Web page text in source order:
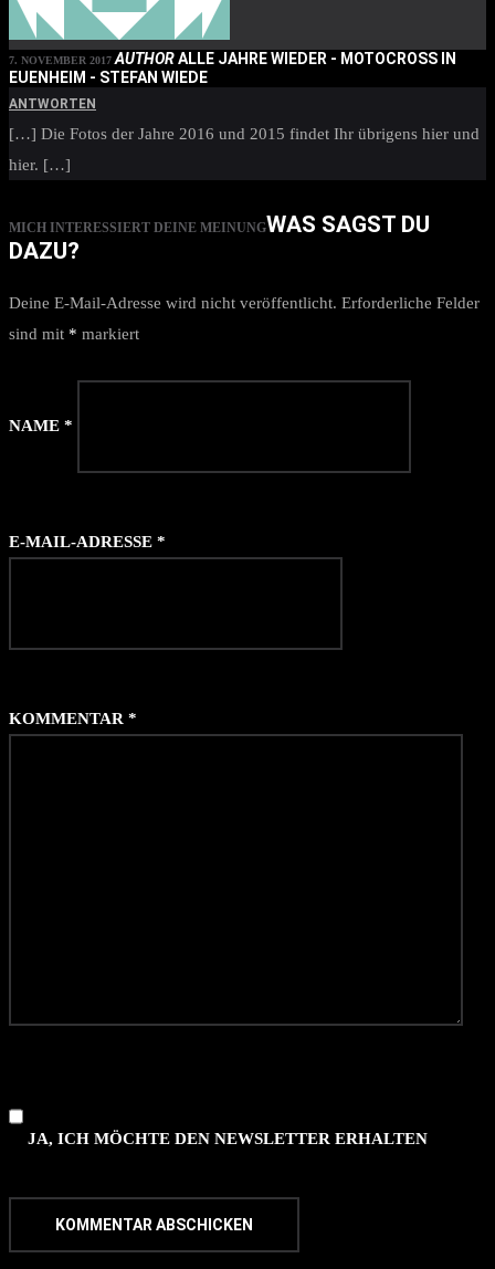
7. NOVEMBER 2017 AUTHORALLE JAHRE WIEDER - MOTOCROSS IN
EUENHEIM - STEFAN WIEDE
ANTWORTEN
[…] Die Fotos der Jahre 2016 und 2015 findet Ihr übrigens hier und
hier. […]
MICH INTERESSIERT DEINE MEINUNGWAS SAGST DU
DAZU?
Deine E-Mail-Adresse wird nicht veröffentlicht. Erforderliche Felder
sind mit * markiert
NAME *
E-MAIL-ADRESSE *
KOMMENTAR *
JA, ICH MÖCHTE DEN NEWSLETTER ERHALTEN